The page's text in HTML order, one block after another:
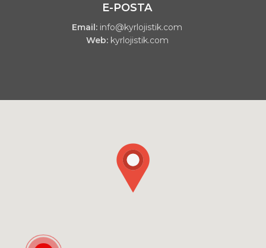
E-POSTA
Email: info@kyrlojistik.com
Web:kyrlojistik.com